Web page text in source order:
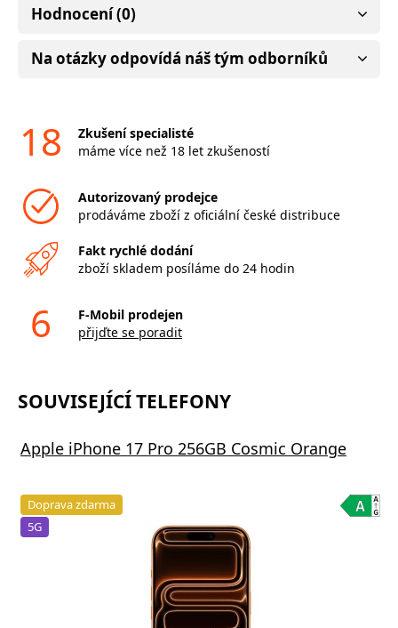
Hodnocení (0)
Na otázky odpovídá náš tým odborníků
18
Zkušení specialisté
máme více než 18 let zkušeností
Autorizovaný prodejce
prodáváme zboží z oficiální české distribuce
Fakt rychlé dodání
zboží skladem posíláme do 24 hodin
6
F-Mobil prodejen
přijďte se poradit
SOUVISEJÍCÍ TELEFONY
Apple iPhone 17 Pro 256GB Cosmic Orange
Doprava zdarma
5G